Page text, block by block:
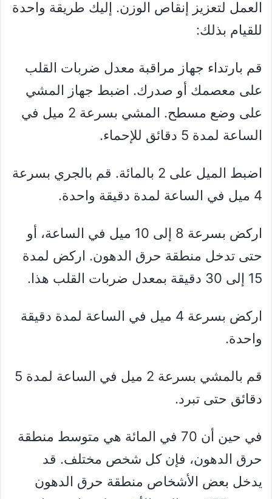
العمل لتعزيز إنقاص الوزن. إليك طريقة واحدة
للقيام بذلك:
قم بارتداء جهاز مراقبة معدل ضربات القلب
على معصمك أو صدرك. اضبط جهاز المشي
على وضع مسطح. المشي بسرعة 2 ميل في
الساعة لمدة 5 دقائق للإحماء.
اضبط الميل على 2 بالمائة. قم بالجري بسرعة
4 ميل في الساعة لمدة دقيقة واحدة.
اركض بسرعة 8 إلى 10 ميل في الساعة، أو
حتى تدخل منطقة حرق الدهون. اركض لمدة
15 إلى 30 دقيقة بمعدل ضربات القلب هذا.
اركض بسرعة 4 ميل في الساعة لمدة دقيقة
واحدة.
قم بالمشي بسرعة 2 ميل في الساعة لمدة 5
دقائق حتى تبرد.
في حين أن 70 في المائة هي متوسط ​​منطقة
حرق الدهون، فإن كل شخص مختلف. قد
يدخل بعض الأشخاص منطقة حرق الدهون